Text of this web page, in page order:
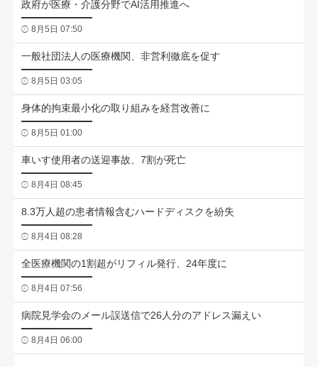
政府が医療・介護分野でAI活用推進へ
8月5日 07:50
一般社団法人の医療機関、非営利徹底を促す
8月5日 03:05
身体的拘束最小化の取り組みを経営改善に
8月5日 01:00
車いす使用者の送迎事故、7割が死亡
8月4日 08:45
8.3万人超の患者情報含むハードディスクを紛失
8月4日 08:28
全医療機関の1割超がリフィル発行、24年度に
8月4日 07:56
病院見学会のメール誤送信で26人分のアドレス漏えい
8月4日 06:00